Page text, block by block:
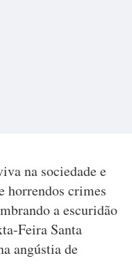
na sociedade e
horrendos crimes
a escuridão
Feira Santa
angústia de